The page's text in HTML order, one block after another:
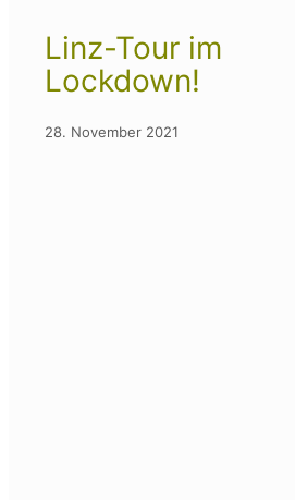
Linz-Tour im
Lockdown!
28. November 2021